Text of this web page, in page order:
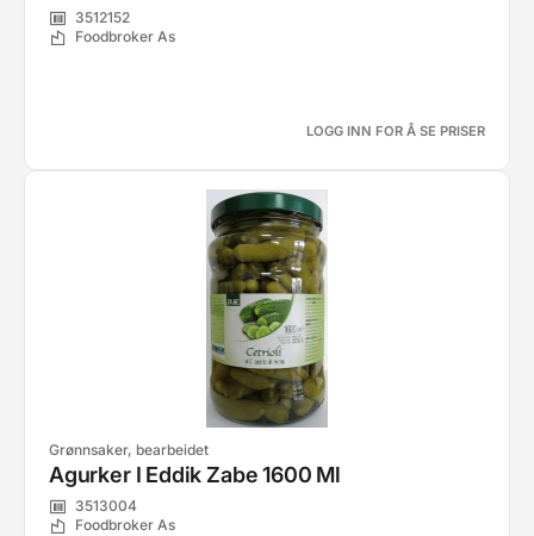
3512152
Foodbroker As
LOGG INN FOR Å SE PRISER
Grønnsaker, bearbeidet
Agurker I Eddik Zabe 1600 Ml
3513004
Foodbroker As